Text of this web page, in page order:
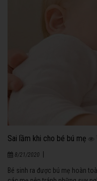
Sai lầm khi cho bé bú mẹ
8/21/2020
Bé sinh ra được bú mẹ hoàn